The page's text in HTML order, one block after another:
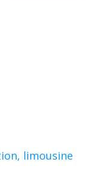
limousine